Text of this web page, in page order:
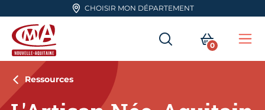
Aller en haut de pageCHOISIR MON DÉPARTEMENT
CMA Nouvelle-Aquitaine
RECHERCHER
MON
0
Ressources